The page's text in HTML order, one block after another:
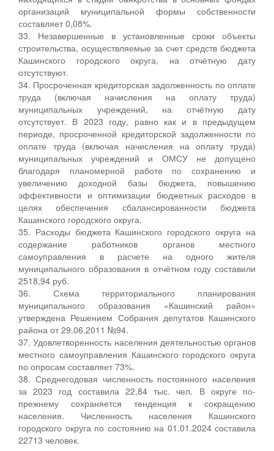
организаций муниципальной формы собственности
составляет 0,08%.
33. Незавершенные в установленные сроки объекты
строительства, осуществляемые за счет средств бюджета
Кашинского городского округа, на отчётную дату
отсутствуют.
34. Просроченная кредиторская задолженность по оплате
труда (включая начисления на оплату труда)
муниципальных учреждений, на отчётную дату
отсутствует. В 2023 году, равно как и в предыдущем
периоде, просроченной кредиторской задолженности по
оплате труда (включая начисления на оплату труда)
муниципальных учреждений и ОМСУ не допущено
благодаря планомерной работе по сохранению и
увеличению доходной базы бюджета, повышению
эффективности и оптимизации бюджетных расходов в
целях обеспечения сбалансированности бюджета
Кашинского городского округа.
35. Расходы бюджета Кашинского городского округа на
содержание работников органов местного
самоуправления в расчете на одного жителя
муниципального образования в отчётном году составили
2518,94 руб.
36. Схема территориального планирования
муниципального образования «Кашинский район»
утверждена Решением Собрания депутатов Кашинского
района от 29.06.2011 №94.
37. Удовлетворенность населения деятельностью органов
местного самоуправления Кашинского городского округа
по опросам составляет 73%.
38. Среднегодовая численность постоянного населения
за 2023 год составила 22,84 тыс. чел. В округе по-
прежнему сохраняется тенденция к сокращению
населения. Численность населения Кашинского
городского округа по состоянию на 01.01.2024 составила
22713 человек.